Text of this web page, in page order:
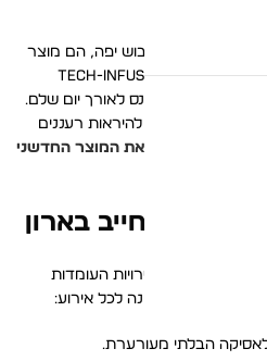
מכנסיים יומיומיים לגבר ב-2026 הם לא רק פריט לבוש יפה, הם מוצר
טכנולוגי מתקדם. כיום, יצרנים משתמשים בבדי Tech-Infused
על צורת המכנס לאורך יום שלם.
במשרד ועדיין להיראות רעננים
לבדוק את המוצר החדשני
שכל גבר חייב בארון
להכיר את האפשרויות העומדות
לכם את הפינה לכל אירוע:
הבלתי מעורערת.